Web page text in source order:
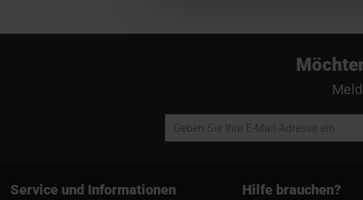
Hilfe brauchen?
Service und Informationen